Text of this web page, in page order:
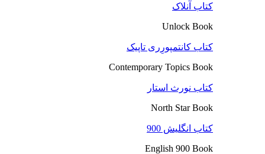
کتاب آنلاک
Unlock Book
کتاب کانتمپورِری تاپیک
Contemporary Topics Book
کتاب نورث استار
North Star Book
کتاب انگلیش 900
English 900 Book